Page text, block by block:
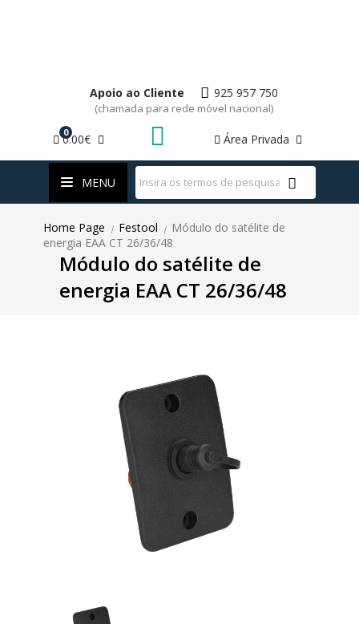
WhatsApp
Apoio ao Cliente 925 957 750
(chamada para rede móvel nacional)
Área Privada
0
0.00€
MENU
Home Page | Festool | Módulo do satélite de
energia EAA CT 26/36/48
Módulo do satélite de
energia EAA CT 26/36/48